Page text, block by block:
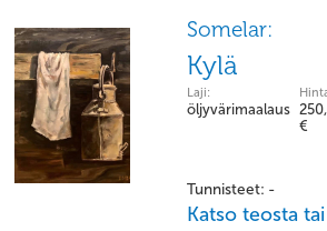
Somelar:
Kylä
Laji:
öljyvärimaalaus
€
Tunnisteet: -
Katso teosta